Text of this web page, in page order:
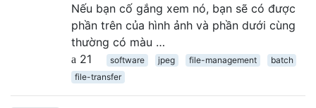
Nếu bạn cố gắng xem nó, bạn sẽ có được
phần trên của hình ảnh và phần dưới cùng
thường có màu …
21
software jpeg file-management
batch
file-transfer